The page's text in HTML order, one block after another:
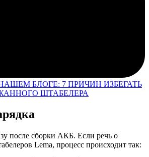
БЛОГЕ: 7 ПРИЧИН ИЗБЕГАТЬ
ШТАБЕЛЕРА
после сборки АКБ. Если речь о
Lema, процесс происходит так: